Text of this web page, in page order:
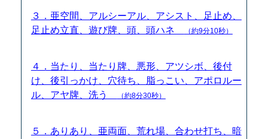
３．亜空間、アルシーアル、アシスト、足止め、
足止め立直、遊び牌、頭、頭ハネ
（約9分10秒）
４．当たり、当たり牌、悪形、アツシボ、後付
け、後引っかけ、穴待ち、脂っこい、アポロルー
ル、アヤ牌、洗う
（約8分30秒）
５．ありあり、亜両面、荒れ場、合わせ打ち、暗